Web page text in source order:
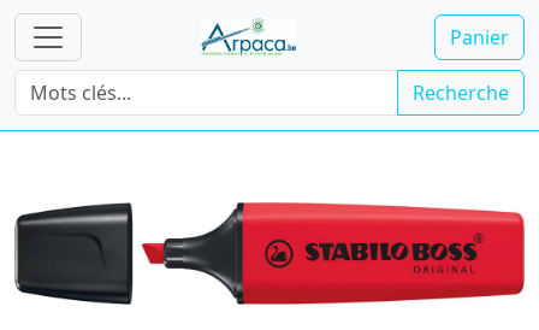
Panier
Recherche